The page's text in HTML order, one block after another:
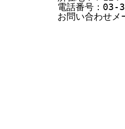
電話番号：03-
お問い合わせメ